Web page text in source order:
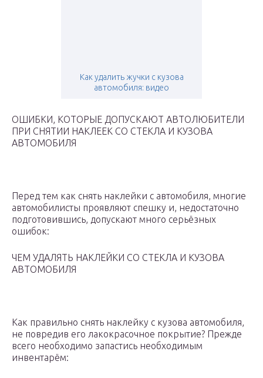
Как удалить жучки с кузова
автомобиля: видео
ОШИБКИ, КОТОРЫЕ ДОПУСКАЮТ АВТОЛЮБИТЕЛИ
ПРИ СНЯТИИ НАКЛЕЕК СО СТЕКЛА И КУЗОВА
АВТОМОБИЛЯ
Перед тем как снять наклейки с автомобиля, многие
автомобилисты проявляют спешку и, недостаточно
подготовившись, допускают много серьёзных
ошибок:
ЧЕМ УДАЛЯТЬ НАКЛЕЙКИ СО СТЕКЛА И КУЗОВА
АВТОМОБИЛЯ
Как правильно снять наклейку с кузова автомобиля,
не повредив его лакокрасочное покрытие? Прежде
всего необходимо запастись необходимым
инвентарём: